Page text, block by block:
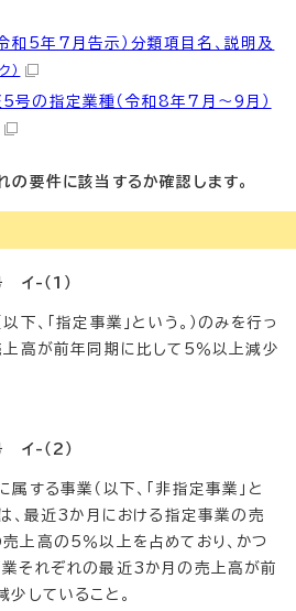
和5年7月告示）分類項目名、説明及
）
5号の指定業種（令和8年7月～9月）
の要件に該当するか確認します。
イ-（1）
、「指定事業」という。）のみを行っ
上高が前年同期に比して5％以上減少
イ-（2）
する事業（以下、「非指定事業」と
、最近3か月における指定事業の売
上高の5％以上を占めており、かつ
それぞれの最近3か月の売上高が前
していること。